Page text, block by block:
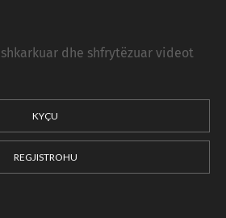
dhe shfrytëzuar videot
KYÇU
REGJISTROHU